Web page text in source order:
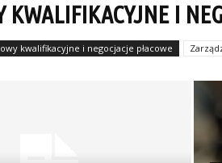
KWALIFIKACYJNE I
kwalifikacyjne i negocjacje płacowe